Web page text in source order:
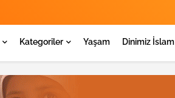
Kategoriler Yaşam Dinimiz İslam